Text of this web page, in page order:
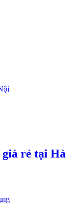
giá rẻ tại Hà